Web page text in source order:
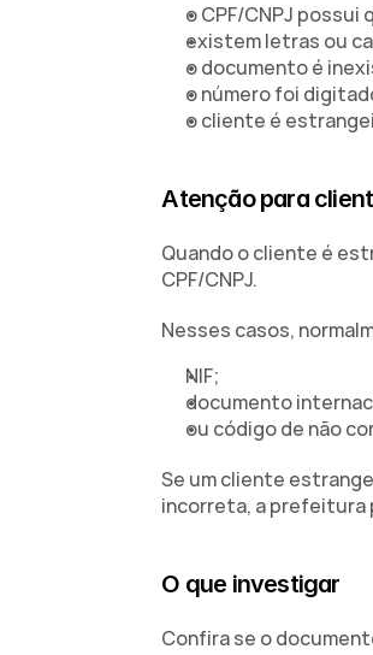
o CPF/CNPJ
existem letras ou
o documento é
o número foi
o cliente é
Atenção para
Quando o cliente é
CPF/CNPJ.
Nesses casos,
NIF;
documento
ou código de não
Se um cliente
incorreta, a prefeitura
O que investigar
Confira se o